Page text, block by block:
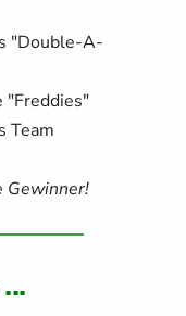
"Double-A-
"Freddies"
Team
Gewinner!